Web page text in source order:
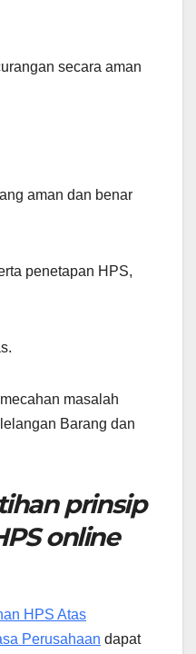
secara aman
aman dan benar
penetapan HPS,
masalah
Barang dan
prinsip
online
HPS Atas
Perusahaan dapat